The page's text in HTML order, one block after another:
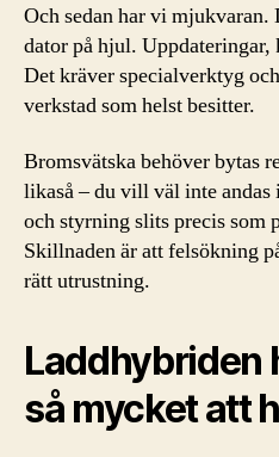
Och sedan har vi
dator på hjul.
Det kräver specialverktyg
verkstad som helst besitter.
Bromsvätska behöver bytas
likaså – du vill väl inte
och styrning slits precis som
Skillnaden är att felsökning
rätt utrustning.
Laddhybriden
så mycket att